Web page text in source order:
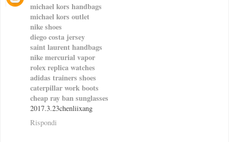
michael kors handbags
michael kors outlet
nike shoes
diego costa jersey
saint laurent handbags
nike mercurial vapor
rolex replica watches
adidas trainers shoes
caterpillar work boots
cheap ray ban sunglasses
2017.3.23chenliixang
Rispondi